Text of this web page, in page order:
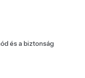
és a biztonság